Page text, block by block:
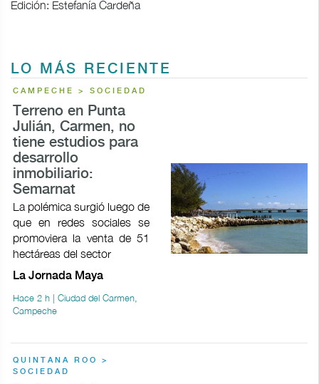
Edición: Estefanía Cardeña
LO MÁS RECIENTE
CAMPECHE > SOCIEDAD
Terreno en Punta
Julián, Carmen, no
tiene estudios para
desarrollo
inmobiliario:
Semarnat
La polémica surgió luego de
que en redes sociales se
promoviera la venta de 51
hectáreas del sector
La Jornada Maya
Hace 2 h | Ciudad del Carmen,
Campeche
QUINTANA ROO >
SOCIEDAD